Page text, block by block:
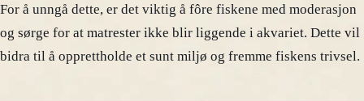
For å unngå dette, er det viktig å fôre fiskene med moderasjon
og sørge for at matrester ikke blir liggende i akvariet. Dette vil
bidra til å opprettholde et sunt miljø og fremme fiskens trivsel.